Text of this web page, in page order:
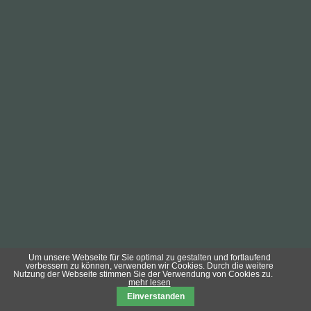
Um unsere Webseite für Sie optimal zu gestalten und fortlaufend
verbessern zu können, verwenden wir Cookies. Durch die weitere
Nutzung der Webseite stimmen Sie der Verwendung von Cookies zu.
mehr lesen
Einverstanden